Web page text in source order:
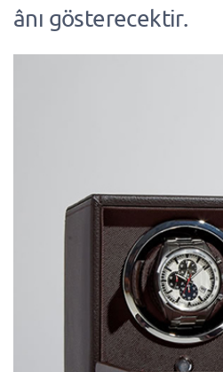
ânı gösterecektir.